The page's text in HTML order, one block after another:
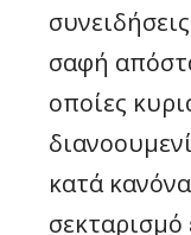
σαφή
οποίες
κατά